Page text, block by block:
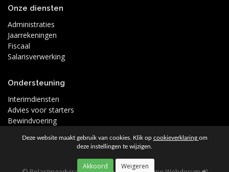
Deze website maakt gebruik van cookies. Klik op cookieverklaring om
deze instellingen te wijzigen.
Onze diensten
Administraties
Jaarrekeningen
Fiscaal
Salarisverwerking
Ondersteuning
Interimdiensten
Advies voor starters
Bewindvoering